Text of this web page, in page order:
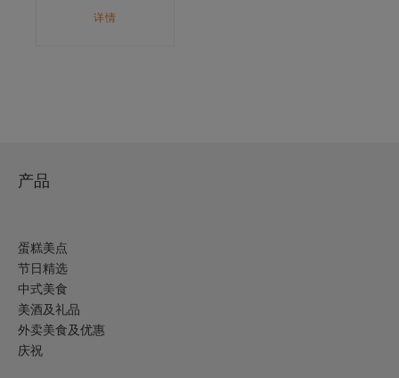
详情
产品
蛋糕美点
节日精选
中式美食
美酒及礼品
外卖美食及优惠
庆祝